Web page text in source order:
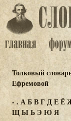
Толковый
Ефремовой
- . АБВГДЕЁ
ЩЫЬЭ ЮЯ